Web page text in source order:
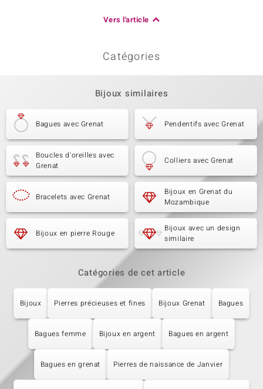
Vers l'article
Catégories
Bijoux similaires
Bagues avec Grenat Pendentifs avec Grenat
Boucles d'oreilles avec
Grenat
Colliers avec Grenat
Bracelets avec Grenat
Bijoux en Grenat du
Mozambique
Bijoux en pierre Rouge
Bijoux avec un design
similaire
Catégories de cet article
Bijoux Pierres précieuses et fines Bijoux Grenat Bagues
Bagues femme Bijoux en argent Bagues en argent
Bagues en grenat Pierres de naissance de Janvier